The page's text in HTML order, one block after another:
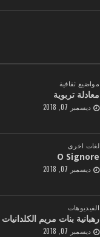
مواضيع ثقافية
معادلة تربوية
ديسمبر 07, 2018
لغات اخرى
O Signore
ديسمبر 07, 2018
الفيديوهات
رهبانية بنات مريم الكلدانيات
ديسمبر 07, 2018